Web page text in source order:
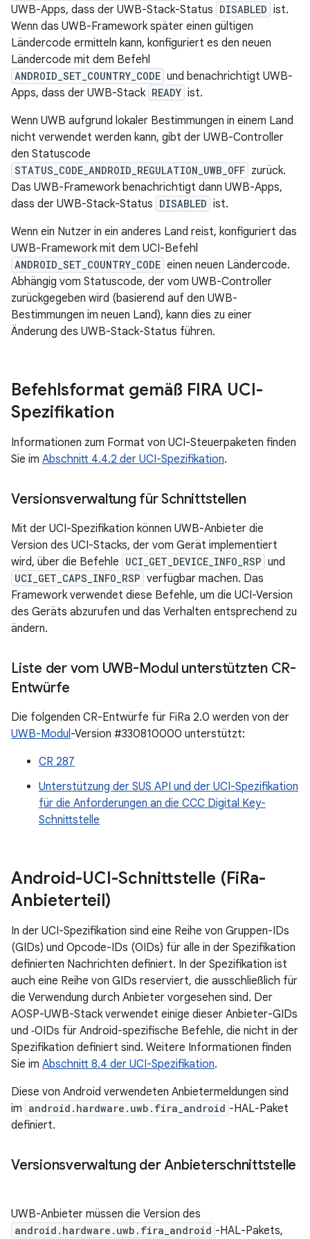
UWB-Apps, dass der UWB-Stack-Status DISABLED ist.
Wenn das UWB-Framework später einen gültigen
Ländercode ermitteln kann, konfiguriert es den neuen
Ländercode mit dem Befehl
ANDROID_SET_COUNTRY_CODE und benachrichtigt UWB-
Apps, dass der UWB-Stack READY ist.
Wenn UWB aufgrund lokaler Bestimmungen in einem Land
nicht verwendet werden kann, gibt der UWB-Controller
den Statuscode
STATUS_CODE_ANDROID_REGULATION_UWB_OFF zurück.
Das UWB-Framework benachrichtigt dann UWB-Apps,
dass der UWB-Stack-Status DISABLED ist.
Wenn ein Nutzer in ein anderes Land reist, konfiguriert das
UWB-Framework mit dem UCI-Befehl
ANDROID_SET_COUNTRY_CODE einen neuen Ländercode.
Abhängig vom Statuscode, der vom UWB-Controller
zurückgegeben wird (basierend auf den UWB-
Bestimmungen im neuen Land), kann dies zu einer
Änderung des UWB-Stack-Status führen.
Befehlsformat gemäß FIRA UCI-
Spezifikation
Informationen zum Format von UCI-Steuerpaketen finden
Sie im Abschnitt 4.4.2 der UCI-Spezifikation.
Versionsverwaltung für Schnittstellen
Mit der UCI-Spezifikation können UWB-Anbieter die
Version des UCI-Stacks, der vom Gerät implementiert
wird, über die Befehle UCI_GET_DEVICE_INFO_RSP und
UCI_GET_CAPS_INFO_RSP verfügbar machen. Das
Framework verwendet diese Befehle, um die UCI-Version
des Geräts abzurufen und das Verhalten entsprechend zu
ändern.
Liste der vom UWB-Modul unterstützten CR-
Entwürfe
Die folgenden CR-Entwürfe für FiRa 2.0 werden von der
UWB-Modul-Version #330810000 unterstützt:
CR 287
Unterstützung der SUS API und der UCI-Spezifikation
für die Anforderungen an die CCC Digital Key-
Schnittstelle
Android-UCI-Schnittstelle (FiRa-
Anbieterteil)
In der UCI-Spezifikation sind eine Reihe von Gruppen-IDs
(GIDs) und Opcode-IDs (OIDs) für alle in der Spezifikation
definierten Nachrichten definiert. In der Spezifikation ist
auch eine Reihe von GIDs reserviert, die ausschließlich für
die Verwendung durch Anbieter vorgesehen sind. Der
AOSP-UWB-Stack verwendet einige dieser Anbieter-GIDs
und ‑OIDs für Android-spezifische Befehle, die nicht in der
Spezifikation definiert sind. Weitere Informationen finden
Sie im Abschnitt 8.4 der UCI-Spezifikation.
Diese von Android verwendeten Anbietermeldungen sind
im android.hardware.uwb.fira_android -HAL-Paket
definiert.
Versionsverwaltung der Anbieterschnittstelle
UWB-Anbieter müssen die Version des
android.hardware.uwb.fira_android -HAL-Pakets,